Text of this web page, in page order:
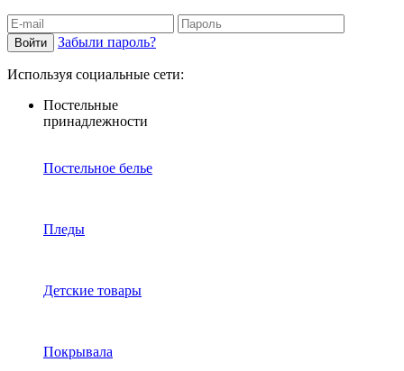
Забыли пароль?
Используя социальные сети:
Постельные
принадлежности
Постельное белье
Пледы
Детские товары
Покрывала